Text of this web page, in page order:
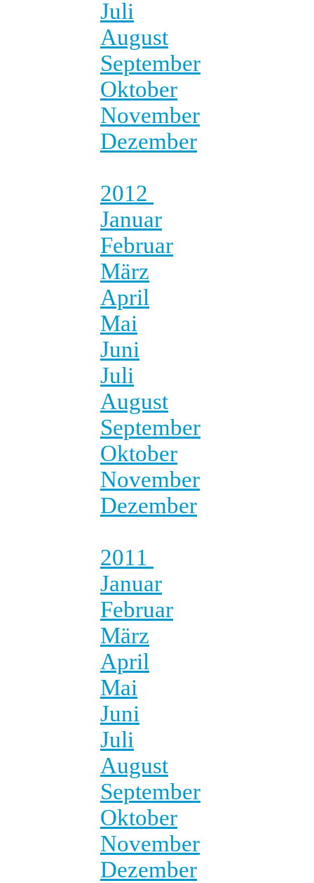
Juli
August
September
Oktober
November
Dezember
2012
Januar
Februar
März
April
Mai
Juni
Juli
August
September
Oktober
November
Dezember
2011
Januar
Februar
März
April
Mai
Juni
Juli
August
September
Oktober
November
Dezember